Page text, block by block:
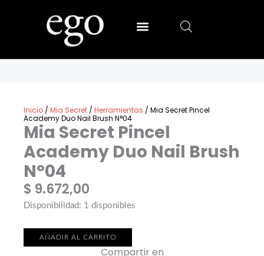
Inicio / Mia Secret / Herramientas / Mia Secret Pincel
Academy Duo Nail Brush N°04
Mia Secret Pincel
Academy Duo Nail Brush
N°04
$ 9.672,00
Disponibilidad: 1 disponibles
Mia
PincelAÑADIR AL CARRITO
Compartir en